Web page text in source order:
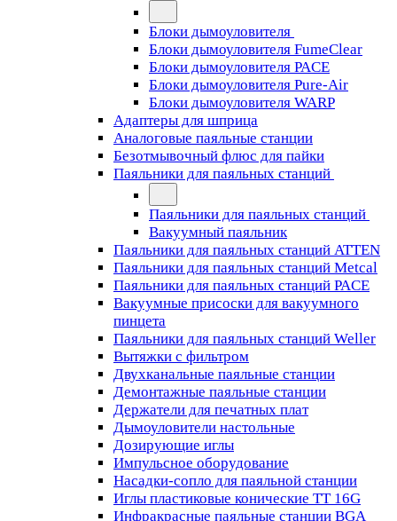
Блоки дымоуловителя
Блоки дымоуловителя FumeClear
Блоки дымоуловителя PACE
Блоки дымоуловителя Pure-Air
Блоки дымоуловителя WARP
Адаптеры для шприца
Аналоговые паяльные станции
Безотмывочный флюс для пайки
Паяльники для паяльных станций
Паяльники для паяльных станций
Вакуумный паяльник
Паяльники для паяльных станций ATTEN
Паяльники для паяльных станций Metcal
Паяльники для паяльных станций PACE
Вакуумные присоски для вакуумного
пинцета
Паяльники для паяльных станций Weller
Вытяжки с фильтром
Двухканальные паяльные станции
Демонтажные паяльные станции
Держатели для печатных плат
Дымоуловители настольные
Дозирующие иглы
Импульсное оборудование
Насадки-сопло для паяльной станции
Иглы пластиковые конические TT 16G
Инфракрасные паяльные станции BGA